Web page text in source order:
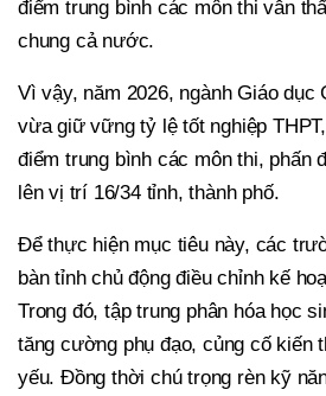
điểm trung bình các môn thi vẫn
chung cả nước.
Vì vậy, năm 2026, ngành Giáo dục
vừa giữ vững tỷ lệ tốt nghiệp
điểm trung bình các môn thi, phấn
lên vị trí 16/34 tỉnh, thành phố.
Để thực hiện mục tiêu này, các
bàn tỉnh chủ động điều chỉnh kế
Trong đó, tập trung phân hóa học
tăng cường phụ đạo, củng cố kiến
yếu. Đồng thời chú trọng rèn kỹ